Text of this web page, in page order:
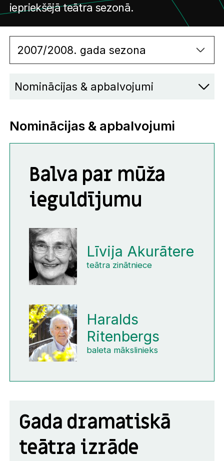
iepriekšējā teātra sezonā.
2007/2008. gada sezona
Nominācijas & apbalvojumi
Nominācijas & apbalvojumi
Balva par mūža
ieguldījumu
Līvija Akurātere
teātra zinātniece
Haralds
Ritenbergs
baleta mākslinieks
Gada dramatiskā
teātra izrāde